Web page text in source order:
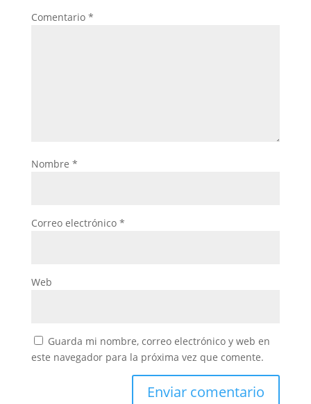
Comentario *
Nombre *
Correo electrónico *
Web
Guarda mi nombre, correo electrónico y web en
este navegador para la próxima vez que comente.